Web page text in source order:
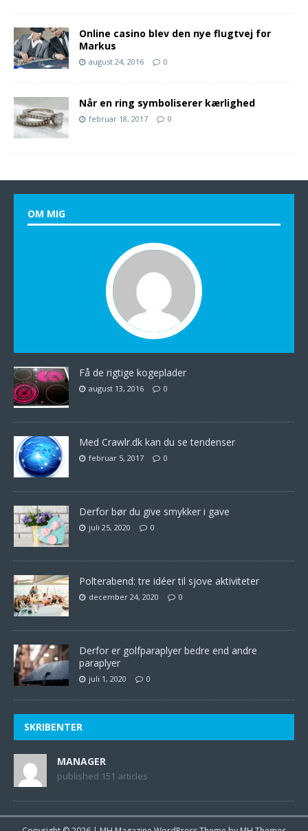
Online casino blev den nye flugtvej for
Markus
august 24, 2016 0
Når en ring symboliserer kærlighed
februar 18, 2017 0
OM MIG
Få de rigtige kogeplader
august 13, 2016 0
Med Crawlr.dk kan du se tendenser
februar 5, 2017 0
Derfor bør du give smykker i gave
juli 25, 2020 0
Polterabend: tre idéer til sjove aktiviteter
december 24, 2020 0
Derfor er golfparaplyer bedre end andre
paraplyer
juli 1, 2020 0
SKRIBENTER
MANAGER
published 151 articles